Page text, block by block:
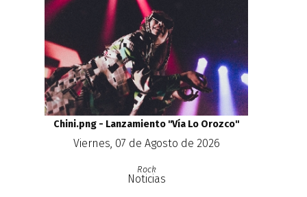
Chini.png - Lanzamiento ''Vía Lo Orozco''
Viernes, 07 de Agosto de 2026
Rock
Noticias